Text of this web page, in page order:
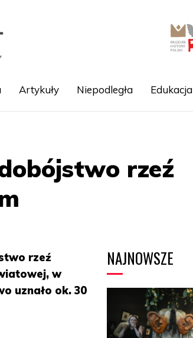
Artykuły Niepodległa Edukacja
rzeź
rzeź
w
uznało ok. 30
NAJNOWSZE